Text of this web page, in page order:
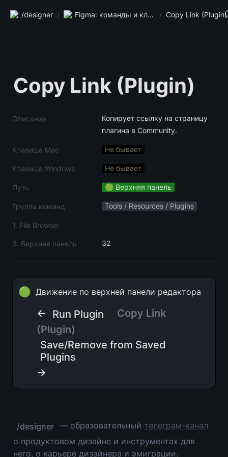
/designer / Figma: команды и клавиши / Copy Link (Plugin)
Copy Link (Plugin)
Описание
Копирует ссылку на страницу
плагина в Community.
Клавиша Mac Не бывает
Клавиша Windows Не бывает
Путь 🟢 Верхняя панель
Группа команд Tools / Resources / Plugins
1. File Browser
3. Верхняя панель 32
🟢 Движение по верхней панели редактора
← Run Plugin
Copy Link
(Plugin)
Save/Remove from Saved
Plugins
→
/designer — образовательный телеграм-канал
о продуктовом дизайне и инструментах для
него, о карьере дизайнера и эмиграции.